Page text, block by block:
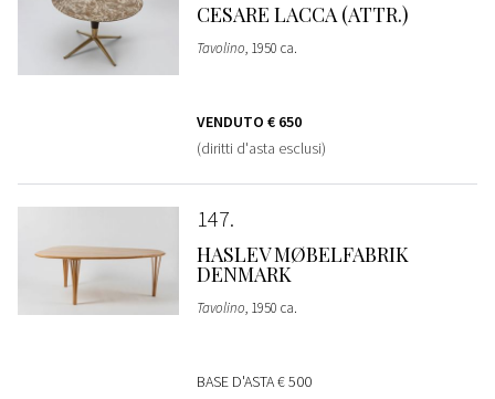
CESARE LACCA (ATTR.)
Tavolino, 1950 ca.
VENDUTO € 650
(diritti d'asta esclusi)
147
HASLEV MØBELFABRIK
DENMARK
Tavolino, 1950 ca.
BASE D'ASTA€ 500